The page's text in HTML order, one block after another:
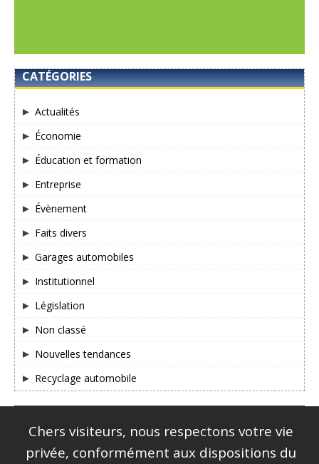
CATÉGORIES
Actualités
Économie
Éducation et formation
Entreprise
Évènement
Faits divers
Garages automobiles
Institutionnel
Législation
Non classé
Nouvelles tendances
Recyclage automobile
Chers visiteurs, nous respectons votre vie
privée, conformément aux dispositions du